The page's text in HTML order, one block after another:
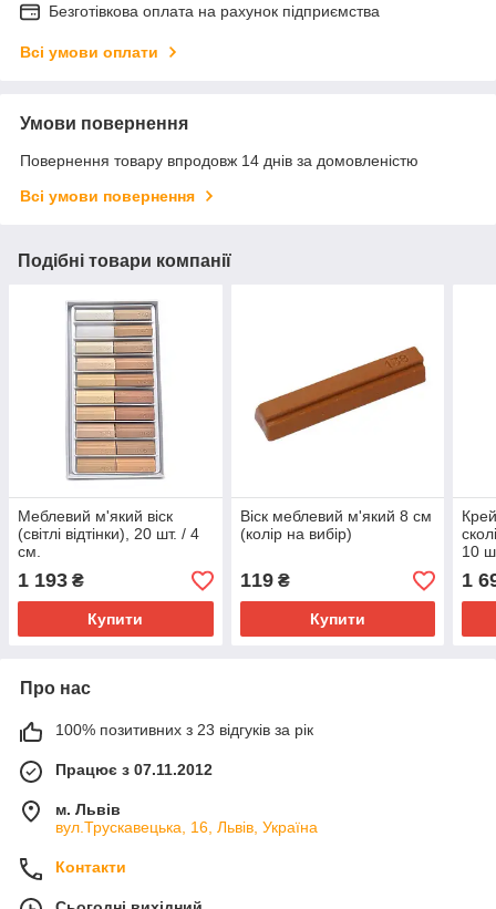
Безготівкова оплата на рахунок підприємства
Всі умови оплати
Умови повернення
Повернення товару впродовж 14 днів за домовленістю
Всі умови повернення
Подібні товари компанії
Меблевий м'який віск
(світлі відтінки), 20 шт. / 4
см.
1 193 ₴
Купити
Віск меблевий м'який 8 см
(колір на вибір)
119₴
Купити
10
1
Про нас
100% позитивних з 23 відгуків за рік
Працює з 07.11.2012
м. Львів
вул.Трускавецька, 16, Львів, Україна
Контакти